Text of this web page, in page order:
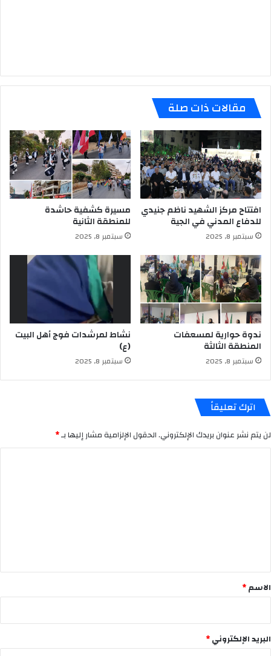
مقالات ذات صلة
افتتاح مركز الشهيد ناظم جنيدي
للدفاع المدني في الجية
سبتمبر 8, 2025
مسيرة كشفية حاشدة
للمنطقة الثانية
سبتمبر 8, 2025
ندوة حوارية لمسعفات
المنطقة الثالثة
سبتمبر 8, 2025
نشاط لمرشدات فوج أهل البيت
(ع)
سبتمبر 8, 2025
اترك تعليقاً
لن يتم نشر عنوان بريدك الإلكتروني.الحقول الإلزامية مشار إليها بـ*
*
الاسم*
البريد الإلكتروني*